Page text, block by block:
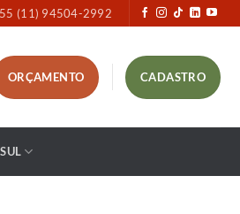
(11) 94504-2992
ORÇAMENTO CADASTRO
SUL